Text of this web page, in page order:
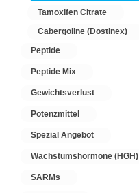
Tamoxifen Citrate
Cabergoline (Dostinex)
Peptide
Peptide Mix
Gewichtsverlust
Potenzmittel
Spezial Angebot
Wachstumshormone (HGH)
SARMs